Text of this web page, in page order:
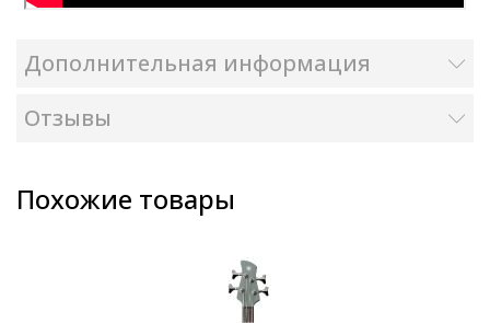
Дополнительная информация
Отзывы
Похожие товары